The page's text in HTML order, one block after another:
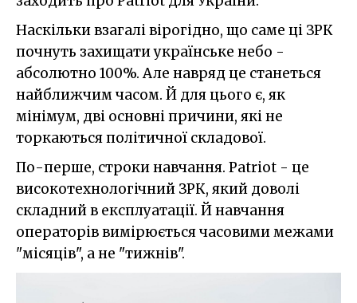
Наскільки взагалі вірогідно, що саме ці ЗРК
почнуть захищати українське небо -
абсолютно 100%. Але навряд це станеться
найближчим часом. Й для цього є, як
мінімум, дві основні причини, які не
торкаються політичної складової.
По-перше, строки навчання. Patriot - це
високотехнологічний ЗРК, який доволі
складний в експлуатації. Й навчання
операторів вимірюється часовими межами
"місяців", а не "тижнів".